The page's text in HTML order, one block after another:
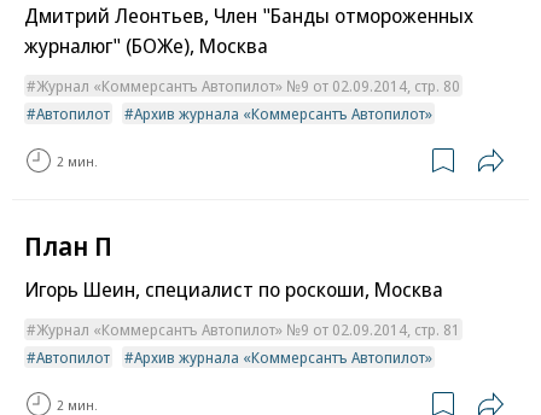
Дмитрий Леонтьев, Член "Банды отмороженных
журналюг" (БОЖе), Москва
Журнал «Коммерсантъ Автопилот» №9 от 02.09.2014, стр. 80
Автопилот
Архив журнала «Коммерсантъ Автопилот»
2 мин.
План П
Игорь Шеин, специалист по роскоши, Москва
Журнал «Коммерсантъ Автопилот» №9 от 02.09.2014, стр. 81
Автопилот
Архив журнала «Коммерсантъ Автопилот»
2 мин.